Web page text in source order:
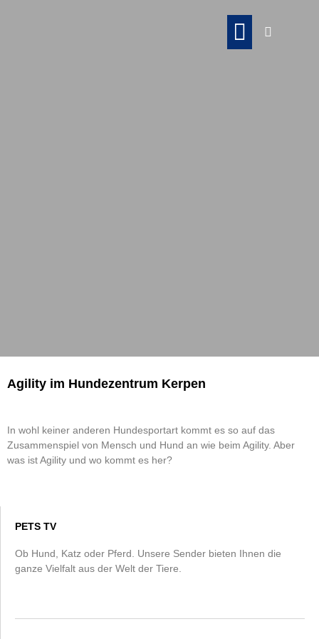
Agility im Hundezentrum Kerpen
In wohl keiner anderen Hundesportart kommt es so auf das
Zusammenspiel von Mensch und Hund an wie beim Agility. Aber
was ist Agility und wo kommt es her?
PETS TV
Ob Hund, Katz oder Pferd. Unsere Sender bieten Ihnen die
ganze Vielfalt aus der Welt der Tiere.